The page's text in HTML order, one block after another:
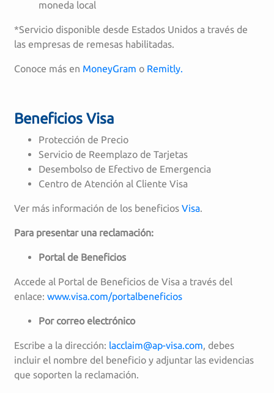
moneda local
*Servicio disponible desde Estados Unidos a través de
las empresas de remesas habilitadas.
Conoce más en MoneyGram o Remitly.
Beneficios Visa
Protección de Precio
Servicio de Reemplazo de Tarjetas
Desembolso de Efectivo de Emergencia
Centro de Atención al Cliente Visa
Ver más información de los beneficios Visa
Para presentar una reclamación:
Portal de Beneficios
Accede al Portal de Beneficios de Visa a través del
enlace: www.visa.com/portalbeneficios
Por correo electrónico
Escribe a la dirección: lacclaim@ap-visa.com , debes
incluir el nombre del beneficio y adjuntar las evidencias
que soporten la reclamación.